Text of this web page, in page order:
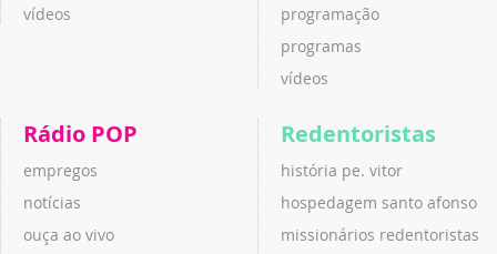
vídeos
programação
programas
vídeos
Rádio POP
empregos
notícias
ouça ao vivo
Redentoristas
história pe. vitor
hospedagem santo afonso
missionários redentoristas